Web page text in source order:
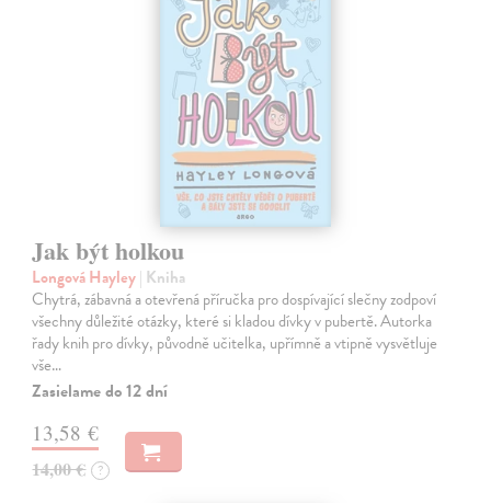
Jak být holkou
Longová Hayley| Kniha
Chytrá, zábavná a otevřená příručka pro dospívající slečny zodpoví
všechny důležité otázky, které si kladou dívky v pubertě. Autorka
řady knih pro dívky, původně učitelka, upřímně a vtipně vysvětluje
vše…
Zasielame do 12 dní
13,58 €
14,00 € ?